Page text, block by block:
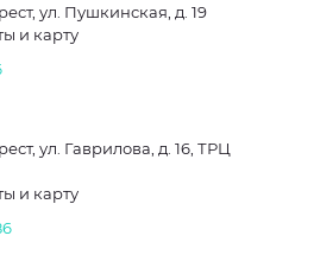
ул. Пушкинская, д. 19
и карту
ул. Гаврилова, д. 16, ТРЦ
и карту